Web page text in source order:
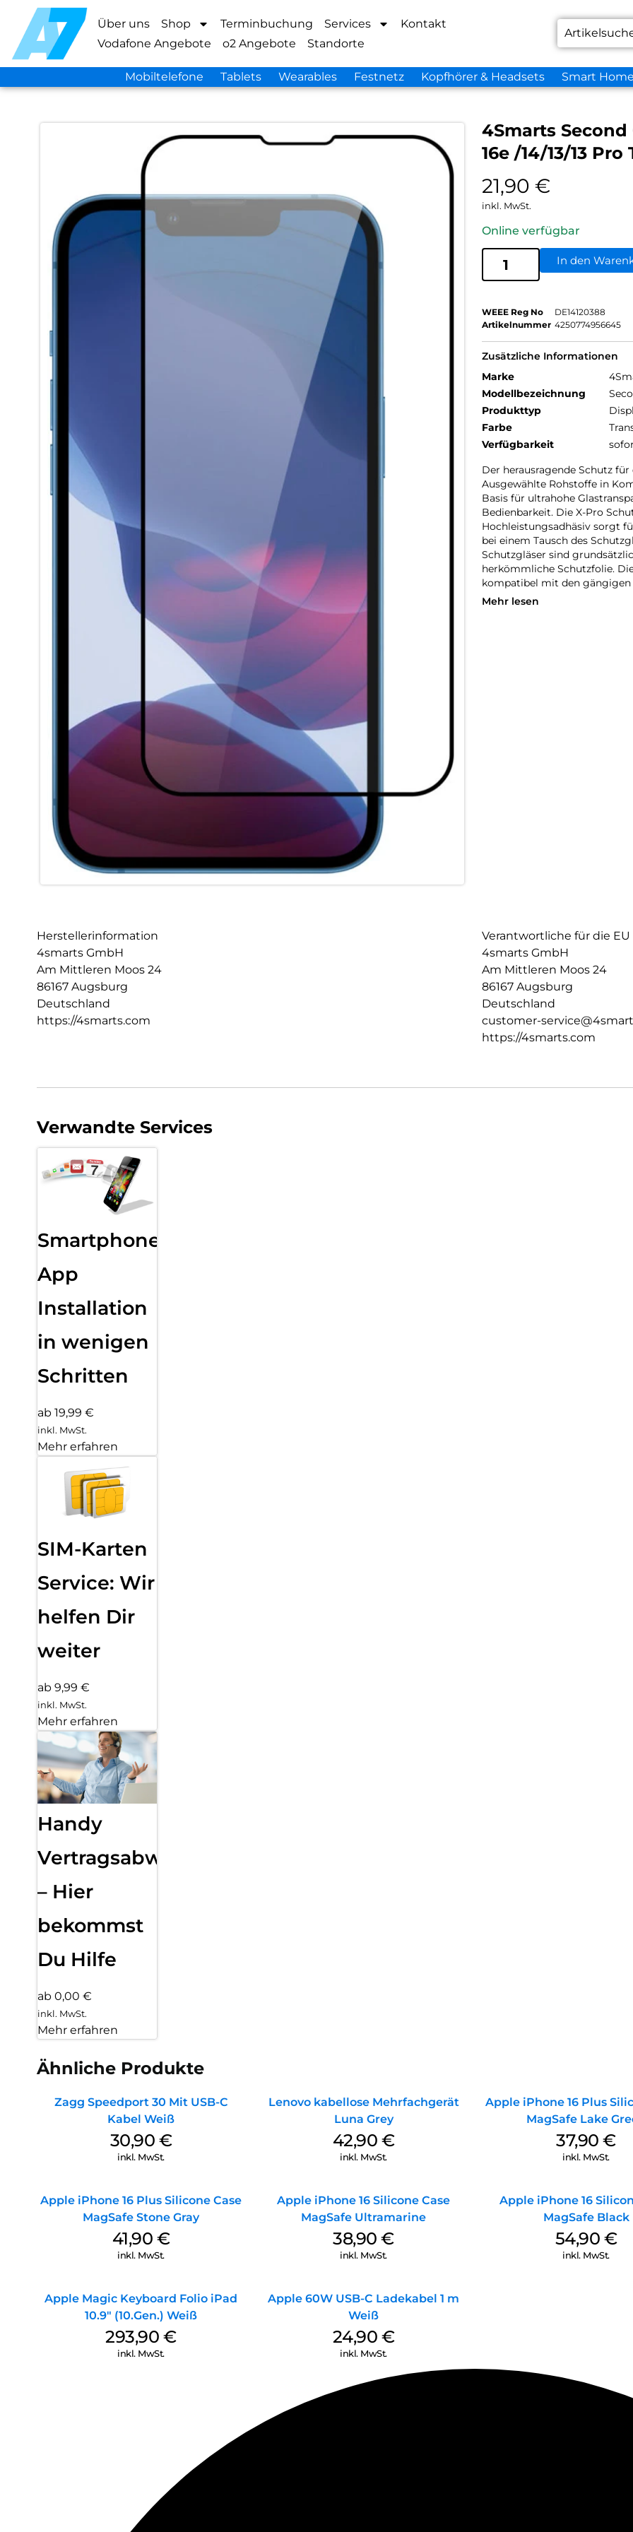
Über uns Shop Terminbuchung Services
Kontakt
Vodafone Angebote
o2 Angebote Standorte
Mobiltelefone Tablets Wearables Festnetz Kopfhörer & Headsets Smart Home
4Smarts Second
16e /14/13/13
21,90 €
inkl. MwSt.
Online verfügbar
In den
WEEE Reg No
DE14120388
Artikelnummer 4250774956645
Zusätzliche Informationen
Marke
Modellbezeichnung
Produkttyp
Farbe
Verfügbarkeit
Der herausragende Schutz
Ausgewählte Rohstoffe in
Basis für ultrahohe
Bedienbarkeit. Die X-Pro
Hochleistungsadhäsiv sorgt
bei einem Tausch des
Schutzgläser sind
herkömmliche Schutzfolie. Die
kompatibel mit den gängigen
Frame4smarts:
Tomorrow4smarts:
We act for tomorrow! Wir bei
Verantwortung für die
Vermeiden – Reduzieren –
unseren Verpackungen
der Verjüngung von
jedem verkauften X-Pro
Mehr lesen
Herstellerinformation
4smarts GmbH
Am Mittleren Moos 24
86167 Augsburg
Deutschland
https://4smarts.com
Verantwortliche für die EU
4smarts GmbH
Am Mittleren Moos 24
86167 Augsburg
Deutschland
customer-
https://4smarts.com
Verwandte Services
Smartphone
App
Installation
in wenigen
Schritten
ab 19,99 €
inkl. MwSt.
Mehr erfahren
SIM-Karten
Service: Wir
helfen Dir
weiter
ab 9,99 €
inkl. MwSt.
Mehr erfahren
Handy
Vertragsabwicklung
– Hier
bekommst
Du Hilfe
ab 0,00 €
inkl. MwSt.
Mehr erfahren
Ähnliche Produkte
Zagg Speedport 30 Mit USB-C
Kabel Weiß
30,90 €
inkl. MwSt.
Lenovo kabellose Mehrfachgerät
Luna Grey
42,90 €
inkl. MwSt.
Apple iPhone 16 Plus
MagSafe Lake
37,90€
inkl. MwSt.
Apple iPhone 16 Plus Silicone Case
MagSafe Stone Gray
41,90 €
inkl. MwSt.
Apple iPhone 16 Silicone Case
MagSafe Ultramarine
38,90€
inkl. MwSt.
Apple iPhone 16
MagSafe Black
54,90 €
inkl. MwSt.
Apple Magic Keyboard Folio iPad
10.9″ (10.Gen.) Weiß
293,90€
inkl. MwSt.
Apple 60W USB-C Ladekabel 1 m
Weiß
24,90 €
inkl. MwSt.